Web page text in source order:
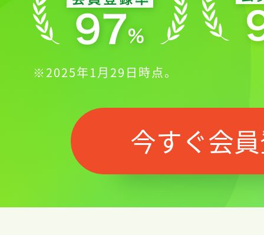
※2025年1月29日時点。
今すぐ会